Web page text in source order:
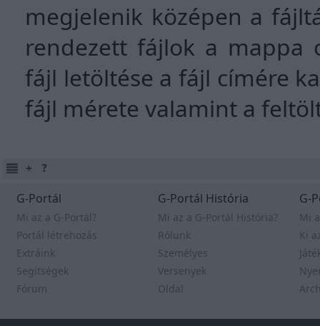
megjelenik középen a
rendezett fájlok a mappa
fájl letöltése a fájl címére
fájl mérete valamint a
G-Portál
Mi az a G-Portál?
Portál létrehozás
Extráink
Segítségek
Fórum
G-Portál História
Mi az a G-Portál História?
Rólunk
Személyes
Versenyek
Oldal
G-
Mi
Ki